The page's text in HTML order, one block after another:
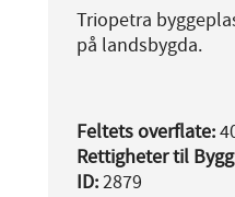
Triopetra
på landsbygda.
Feltets overflate:
Rettigheter til
ID:2879